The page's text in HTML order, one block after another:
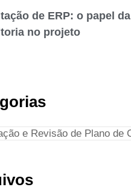
de ERP: o papel da
no projeto